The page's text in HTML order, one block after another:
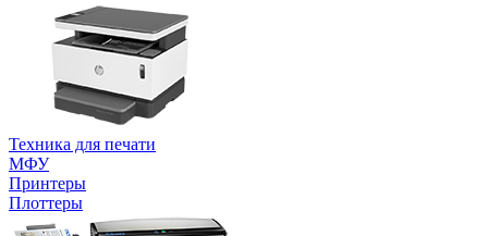
Техника для печати
МФУ
Принтеры
Плоттеры